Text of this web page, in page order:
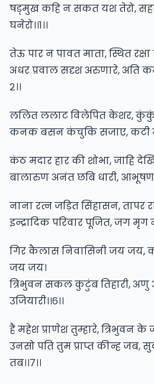
षड्मुख कहि न सकत यश तेरो,
घनेरो।।१।।
तेऊ पार न पावत माता, स्थित
अधर प्रवाल सदृश अरुणारे, अति
२।।
ललित ललाट विलेपित केशर,
कनक बसन कंचुकि सजाए, कटी
कंठ मदार हार की शोभा, जाहि
बालारुण अनंत छबि धारी, आभूषण
नाना रत्न जड़ित सिंहासन, तापर
इन्द्रादिक परिवार पूजित, जग मृग
गिर कैलास निवासिनी जय जय,
जय जय।
त्रिभुवन सकल कुटुंब तिहारी, अणु
उजियारी।।६।।
हैं महेश प्राणेश तुम्हारे, त्रिभुवन के
उनसो पति तुम प्राप्त कीन्ह जब,
तब।।७।।